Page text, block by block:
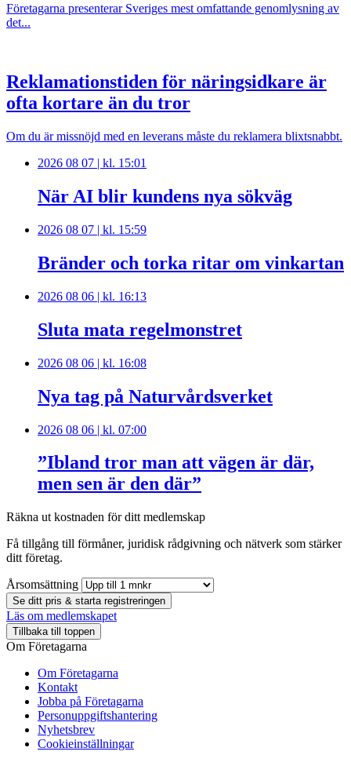
Företagarna presenterar Sveriges mest omfattande genomlysning av
det...
Reklamationstiden för näringsidkare är
ofta kortare än du tror
Om du är missnöjd med en leverans måste du reklamera blixtsnabbt.
2026 08 07 | kl. 15:01
När AI blir kundens nya sökväg
2026 08 07 | kl. 15:59
Bränder och torka ritar om vinkartan
2026 08 06 | kl. 16:13
Sluta mata regelmonstret
2026 08 06 | kl. 16:08
Nya tag på Naturvårdsverket
2026 08 06 | kl. 07:00
”Ibland tror man att vägen är där,
men sen är den där”
Räkna ut kostnaden för ditt medlemskap
Få tillgång till förmåner, juridisk rådgivning och nätverk som stärker
ditt företag.
Årsomsättning
Se ditt pris & starta registreringen
Läs om medlemskapet
Tillbaka till toppen
Om Företagarna
Om Företagarna
Kontakt
Jobba på Företagarna
Personuppgiftshantering
Nyhetsbrev
Cookieinställningar